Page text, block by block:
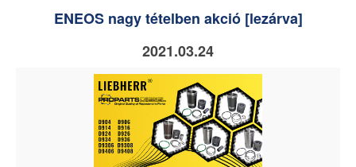
ENEOS nagy tételben akció [lezárva]
2021.03.24